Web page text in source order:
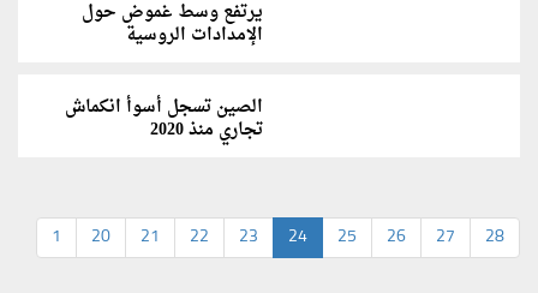
يرتفع وسط غموض حول
الإمدادات الروسية
الصين تسجل أسوأ انكماش
تجاري منذ 2020
1 20 21 22 23 24 25 26 27 28